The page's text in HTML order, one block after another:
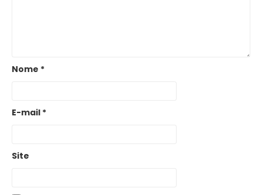
Nome *
E-mail *
Site